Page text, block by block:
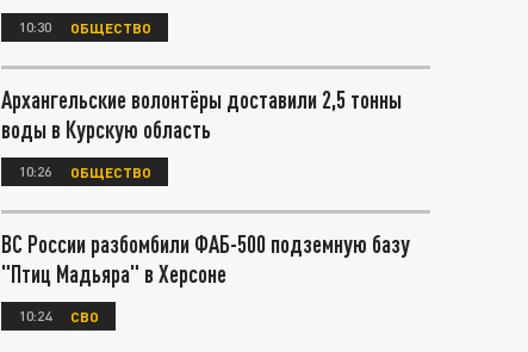
10:30 ОБЩЕСТВО
Архангельские волонтёры доставили 2,5 тонны
воды в Курскую область
10:26 ОБЩЕСТВО
ВС России разбомбили ФАБ-500 подземную базу
"Птиц Мадьяра" в Херсоне
10:24 СВО